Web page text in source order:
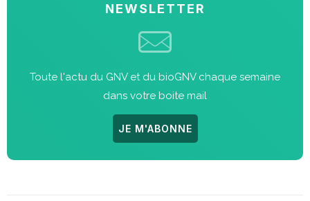
NEWSLETTER
Toute l'actu du GNV et du bioGNV chaque semaine
dans votre boite mail
JE M'ABONNE